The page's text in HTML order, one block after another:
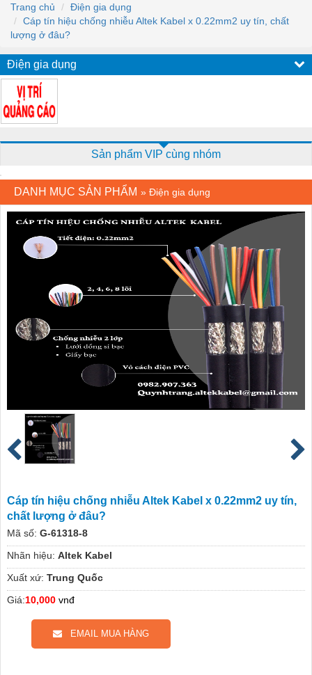
Trang chủ
Điện gia dụng
Cáp tín hiệu chống nhiễu Altek Kabel x 0.22mm2 uy tín, chất
lượng ở đâu?
Điện gia dụng
Sản phẩm VIP cùng nhóm
DANH MỤC SẢN PHẨM » Điện gia dụng
Cáp tín hiệu chống nhiễu Altek Kabel x 0.22mm2 uy tín,
chất lượng ở đâu?
Mã số: G-61318-8
Nhãn hiệu: Altek Kabel
Xuất xứ: Trung Quốc
Giá:10,000 vnđ
EMAIL MUA HÀNG